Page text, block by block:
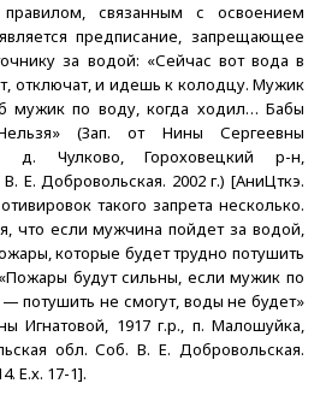
связанным с освоением
предписание, запрещающее
за водой: «Сейчас вот вода в
отключат, и идешь к колодцу. Мужик
мужик по воду, когда ходил… Бабы
(Зап. от Нины Сергеевны
д. Чулково, Гороховецкий р-н,
Е. Добровольская. 2002 г.) [АниЦткэ.
такого запрета несколько.
что если мужчина пойдет за водой,
которые будет трудно потушить
будут сильны, если мужик по
потушить не смогут, воды не будет»
Игнатовой, 1917 г.р., п. Малошуйка,
обл. Соб. В. Е. Добровольская.
Е.х. 17-1].